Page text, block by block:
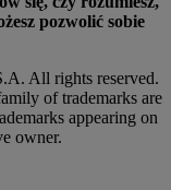
pozwolić sobie
All rights reserved.
of trademarks are
appearing on
owner.